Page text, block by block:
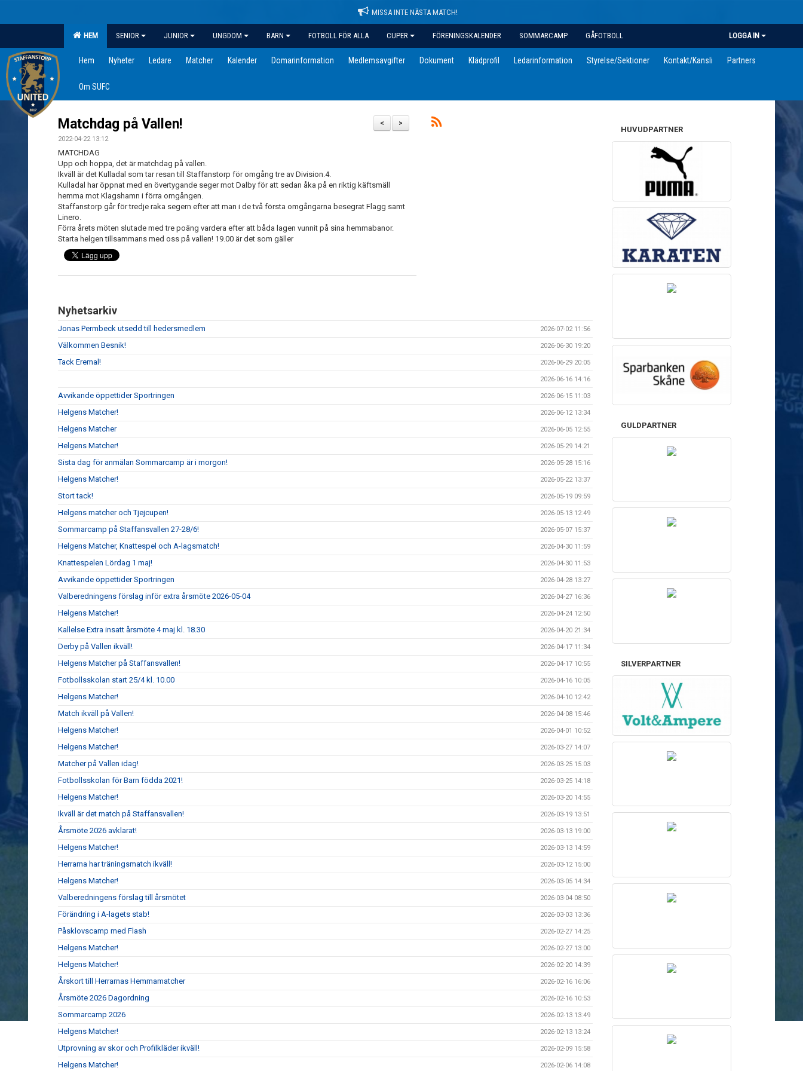
MISSA INTE NÄSTA MATCH!
HEM SENIOR JUNIOR UNGDOM BARN FOTBOLL FÖR ALLA CUPER FÖRENINGSKALENDER SOMMARCAMP GÅFOTBOLL LOGGA IN
Hem Nyheter Ledare Matcher Kalender Domarinformation Medlemsavgifter Dokument Klädprofil Ledarinformation Styrelse/Sektioner Kontakt/Kansli Partners
Om SUFC
>
<
Matchdag på Vallen!
2022-04-22 13:12
MATCHDAG
Upp och hoppa, det är matchdag på vallen.
Ikväll är det Kulladal som tar resan till Staffanstorp för omgång tre av Division.4.
Kulladal har öppnat med en övertygande seger mot Dalby för att sedan åka på en riktig käftsmäll
hemma mot Klagshamn i förra omgången.
Staffanstorp går för tredje raka segern efter att man i de två första omgångarna besegrat Flagg samt
Linero.
Förra årets möten slutade med tre poäng vardera efter att båda lagen vunnit på sina hemmabanor.
Starta helgen tillsammans med oss på vallen! 19.00 är det som gäller
Nyhetsarkiv
Jonas Permbeck utsedd till hedersmedlem 2026-07-02 11:56
Välkommen Besnik! 2026-06-30 19:20
Tack Eremal! 2026-06-29 20:05
2026-06-16 14:16
Avvikande öppettider Sportringen 2026-06-15 11:03
Helgens Matcher! 2026-06-12 13:34
Helgens Matcher 2026-06-05 12:55
Helgens Matcher! 2026-05-29 14:21
Sista dag för anmälan Sommarcamp är i morgon! 2026-05-28 15:16
Helgens Matcher! 2026-05-22 13:37
Stort tack! 2026-05-19 09:59
Helgens matcher och Tjejcupen! 2026-05-13 12:49
Sommarcamp på Staffansvallen 27-28/6! 2026-05-07 15:37
Helgens Matcher, Knattespel och A-lagsmatch! 2026-04-30 11:59
Knattespelen Lördag 1 maj! 2026-04-30 11:53
Avvikande öppettider Sportringen 2026-04-28 13:27
Valberedningens förslag inför extra årsmöte 2026-05-04 2026-04-27 16:36
Helgens Matcher! 2026-04-24 12:50
Kallelse Extra insatt årsmöte 4 maj kl. 18.30 2026-04-20 21:34
Derby på Vallen ikväll! 2026-04-17 11:34
Helgens Matcher på Staffansvallen! 2026-04-17 10:55
Fotbollsskolan start 25/4 kl. 10.00 2026-04-16 10:05
Helgens Matcher! 2026-04-10 12:42
Match ikväll på Vallen! 2026-04-08 15:46
Helgens Matcher! 2026-04-01 10:52
Helgens Matcher! 2026-03-27 14:07
Matcher på Vallen idag! 2026-03-25 15:03
Fotbollsskolan för Barn födda 2021! 2026-03-25 14:18
Helgens Matcher! 2026-03-20 14:55
Ikväll är det match på Staffansvallen! 2026-03-19 13:51
Årsmöte 2026 avklarat! 2026-03-13 19:00
Helgens Matcher! 2026-03-13 14:59
Herrarna har träningsmatch ikväll! 2026-03-12 15:00
Helgens Matcher! 2026-03-05 14:34
Valberedningens förslag till årsmötet 2026-03-04 08:50
Förändring i A-lagets stab! 2026-03-03 13:36
Påsklovscamp med Flash 2026-02-27 14:25
Helgens Matcher! 2026-02-27 13:00
Helgens Matcher! 2026-02-20 14:39
Årskort till Herrarnas Hemmamatcher 2026-02-16 16:06
Årsmöte 2026 Dagordning 2026-02-16 10:53
Sommarcamp 2026 2026-02-13 13:49
Helgens Matcher! 2026-02-13 13:24
Utprovning av skor och Profilkläder ikväll! 2026-02-09 15:58
Helgens Matcher! 2026-02-06 14:08
HUVUDPARTNER
GULDPARTNER
SILVERPARTNER